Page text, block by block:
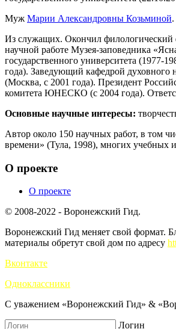
Муж Марии Александровны Козьминой
Из служащих. Окончил филологический
научной работе Музея-заповедника
государственного университета (1977-
года). Заведующий кафедрой духовного
(Москва, с 2001 года). Президент
комитета ЮНЕСКО (с 2004 года).
Основные научные интересы:
Автор около 150 научных работ, в том
времени» (Тула, 1998), многих учебных
О проекте
О проекте
© 2008-2022 - Воронежский Гид.
Воронежский Гид меняет свой формат.
материалы обретут свой дом по адресу
Вконтакте
Одноклассники
С уважением «Воронежский Гид» &
Логин